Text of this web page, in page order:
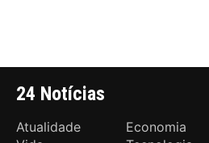
24 Notícias
Atualidade Economia